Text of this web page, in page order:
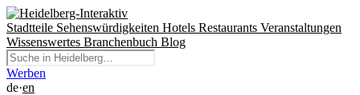
Stadtteile Sehenswürdigkeiten Hotels Restaurants Veranstaltungen
Wissenswertes Branchenbuch Blog
Werben
de·en